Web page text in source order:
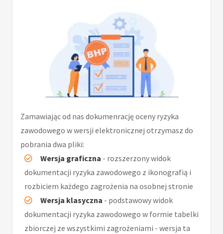
Zamawiając od nas dokumenrację oceny ryzyka
zawodowego w wersji elektronicznej otrzymasz do
pobrania dwa pliki:
Wersja graficzna - rozszerzony widok
dokumentacji ryzyka zawodowego z ikonografią i
rozbiciem każdego zagrożenia na osobnej stronie
Wersja klasyczna - podstawowy widok
dokumentacji ryzyka zawodowego w formie tabelki
zbiorczej ze wszystkimi zagrożeniami - wersja ta